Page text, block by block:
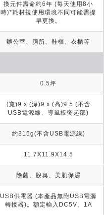
換元件壽命約6年 (每天使用8小
時)*耗材視使用環境不同可能需提
早更換。
辦公室、廁所、鞋櫃、衣櫃等
0.5坪
(寬)9 x (深)9 x (高)9.5 (不含
USB電源線、導風板突起部)
約315g(不含USB電源線)
11.7X11.9X14.5
除菌、脫臭、美肌保濕
USB供電器 (本產品無附USB電源
轉接器)。額定輸入DC5V、1A